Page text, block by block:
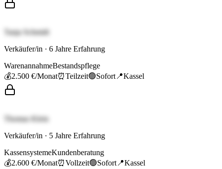
Tanja Schmidt
Verkäufer/in · 6 Jahre Erfahrung
WarenannahmeBestandspflege
💰2.500 €/Monat⏰Teilzeit🟢Sofort 📍Kassel
Thomas Klein
Verkäufer/in · 5 Jahre Erfahrung
KassensystemeKundenberatung
💰2.600 €/Monat⏰Vollzeit🟢Sofort 📍Kassel